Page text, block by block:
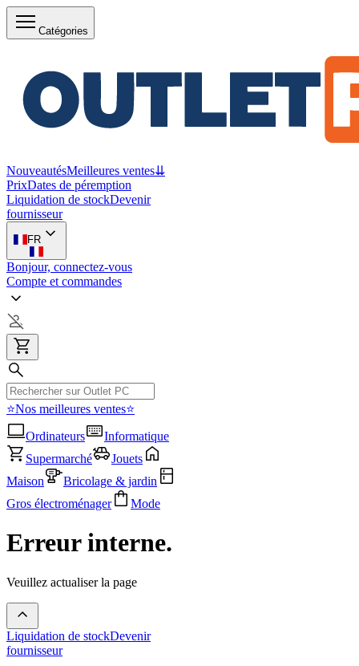
Catégories
NouveautésMeilleures ventes⇊
PrixDates de péremption
Liquidation de stockDevenir
fournisseur
FR
Bonjour, connectez-vous
Compte et commandes
⭐Nos meilleures ventes⭐
Ordinateurs
Informatique
Supermarché
Jouets
Maison
Bricolage & jardin
Gros électroménager
Mode
Erreur interne.
Veuillez actualiser la page
Liquidation de stockDevenir
fournisseur